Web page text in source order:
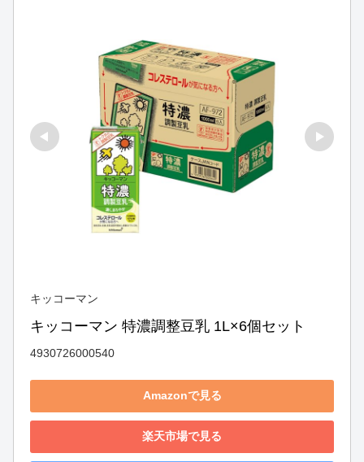
キッコーマン
キッコーマン 特濃調整豆乳 1L×6個セット
4930726000540
Amazonで見る
楽天市場で見る